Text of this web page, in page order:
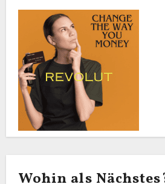
Wohin als